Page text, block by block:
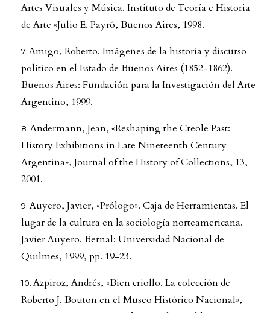
Artes Visuales y Música. Instituto de Teoría e Historia
de Arte «Julio E. Payró, Buenos Aires, 1998.
Amigo, Roberto. Imágenes de la historia y discurso
político en el Estado de Buenos Aires (1852-1862).
Buenos Aires: Fundación para la Investigación del Arte
Argentino, 1999.
Andermann, Jean, «Reshaping the Creole Past:
History Exhibitions in Late Nineteenth Century
Argentina», Journal of the History of Collections, 13,
2001.
Auyero, Javier, «Prólogo». Caja de Herramientas. El
lugar de la cultura en la sociología norteamericana.
Javier Auyero. Bernal: Universidad Nacional de
Quilmes, 1999, pp. 19-23.
Azpiroz, Andrés, «Bien criollo. La colección de
Roberto J. Bouton en el Museo Histórico Nacional»,